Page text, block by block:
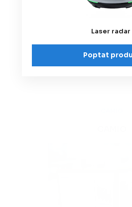
Laser radar
Poptat